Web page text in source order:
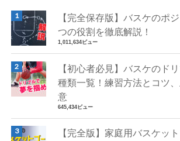
【完全保存版】バスケのポ
つの役割を徹底解説！
1,011,634ビュー
【初心者必見】バスケのド
種類一覧！練習方法とコツ
意
645,434ビュー
【完全版】家庭用バスケッ